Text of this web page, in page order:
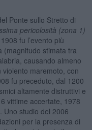
Ponte sullo Stretto di
pericolosità (zona 1)
fu l’evento più
(magnitudo stimata tra
causando almeno
maremoto, con
fu preceduto, dal 1200
altamente distruttivi e
vittime accertate, 1978
Uno studio del 2006
per la presenza di